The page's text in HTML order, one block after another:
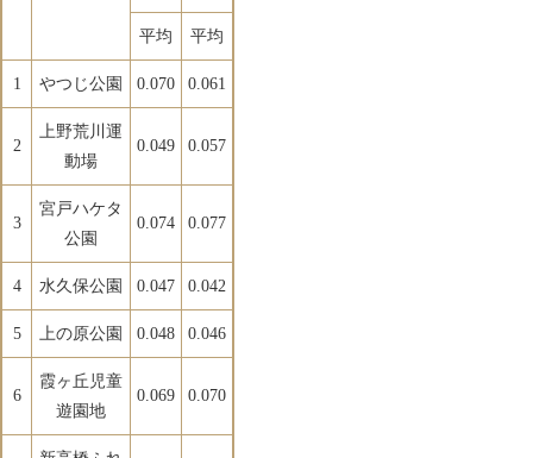
平均 平均
1 やつじ公園 0.070 0.061
2
上野荒川運
動場
0.049 0.057
3
宮戸ハケタ
公園
0.074 0.077
4 水久保公園 0.047 0.042
5 上の原公園 0.048 0.046
6
霞ヶ丘児童
遊園地
0.069 0.070